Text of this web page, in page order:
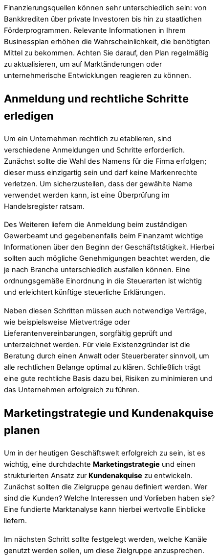
Finanzierungsquellen können sehr unterschiedlich sein: von
Bankkrediten über private Investoren bis hin zu staatlichen
Förderprogrammen. Relevante Informationen in Ihrem
Businessplan erhöhen die Wahrscheinlichkeit, die benötigten
Mittel zu bekommen. Achten Sie darauf, den Plan regelmäßig
zu aktualisieren, um auf Marktänderungen oder
unternehmerische Entwicklungen reagieren zu können.
Anmeldung und rechtliche Schritte
erledigen
Um ein Unternehmen rechtlich zu etablieren, sind
verschiedene Anmeldungen und Schritte erforderlich.
Zunächst sollte die Wahl des Namens für die Firma erfolgen;
dieser muss einzigartig sein und darf keine Markenrechte
verletzen. Um sicherzustellen, dass der gewählte Name
verwendet werden kann, ist eine Überprüfung im
Handelsregister ratsam.
Des Weiteren liefern die Anmeldung beim zuständigen
Gewerbeamt und gegebenenfalls beim Finanzamt wichtige
Informationen über den Beginn der Geschäftstätigkeit. Hierbei
sollten auch mögliche Genehmigungen beachtet werden, die
je nach Branche unterschiedlich ausfallen können. Eine
ordnungsgemäße Einordnung in die Steuerarten ist wichtig
und erleichtert künftige steuerliche Erklärungen.
Neben diesen Schritten müssen auch notwendige Verträge,
wie beispielsweise Mietverträge oder
Lieferantenvereinbarungen, sorgfältig geprüft und
unterzeichnet werden. Für viele Existenzgründer ist die
Beratung durch einen Anwalt oder Steuerberater sinnvoll, um
alle rechtlichen Belange optimal zu klären. Schließlich trägt
eine gute rechtliche Basis dazu bei, Risiken zu minimieren und
das Unternehmen erfolgreich zu führen.
Marketingstrategie und Kundenakquise
planen
Um in der heutigen Geschäftswelt erfolgreich zu sein, ist es
wichtig, eine durchdachte Marketingstrategie und einen
strukturierten Ansatz zur Kundenakquise zu entwickeln.
Zunächst sollten die Zielgruppe genau definiert werden. Wer
sind die Kunden? Welche Interessen und Vorlieben haben sie?
Eine fundierte Marktanalyse kann hierbei wertvolle Einblicke
liefern.
Im nächsten Schritt sollte festgelegt werden, welche Kanäle
genutzt werden sollen, um diese Zielgruppe anzusprechen.